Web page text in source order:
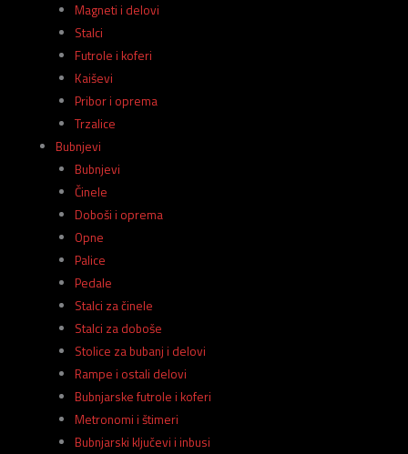
Magneti i delovi
Stalci
Futrole i koferi
Kaiševi
Pribor i oprema
Trzalice
Bubnjevi
Bubnjevi
Činele
Doboši i oprema
Opne
Palice
Pedale
Stalci za činele
Stalci za doboše
Stolice za bubanj i delovi
Rampe i ostali delovi
Bubnjarske futrole i koferi
Metronomi i štimeri
Bubnjarski ključevi i inbusi